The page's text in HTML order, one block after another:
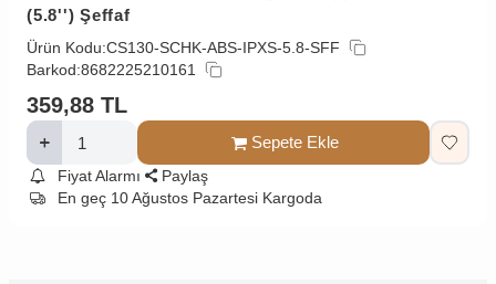
(5.8'') Şeffaf
Ürün Kodu:CS130-SCHK-ABS-IPXS-5.8-SFF
Barkod:8682225210161
359,88 TL
Sepete Ekle
Fiyat Alarmı
Paylaş
En geç 10 Ağustos Pazartesi Kargoda